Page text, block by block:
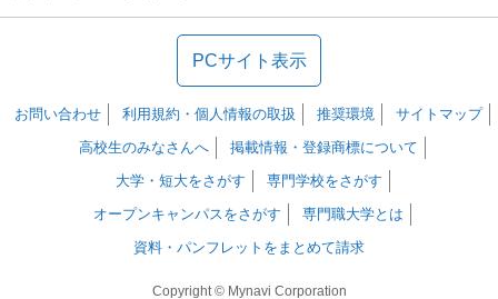
PCサイト表示
お問い合わせ 利用規約・個人情報の取扱 推奨環境
サイトマップ
高校生のみなさんへ
掲載情報・登録商標について
大学・短大をさがす
専門学校をさがす
オープンキャンパスをさがす
専門職大学とは
資料・パンフレットをまとめて請求
Copyright © Mynavi Corporation